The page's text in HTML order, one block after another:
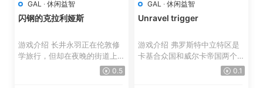
GAL · 休闲益智
闪钢的克拉利娅斯
游戏介绍 长井永羽正在伦敦修
学旅行，但却在夜晚的街道上迷
路了。 历尽千辛终于到...
0.5
GAL · 休闲益智
Unravel trigger
游戏介绍 弗罗斯特中立特区是
卡基合众国和威尔卡帝国两个大
0.1